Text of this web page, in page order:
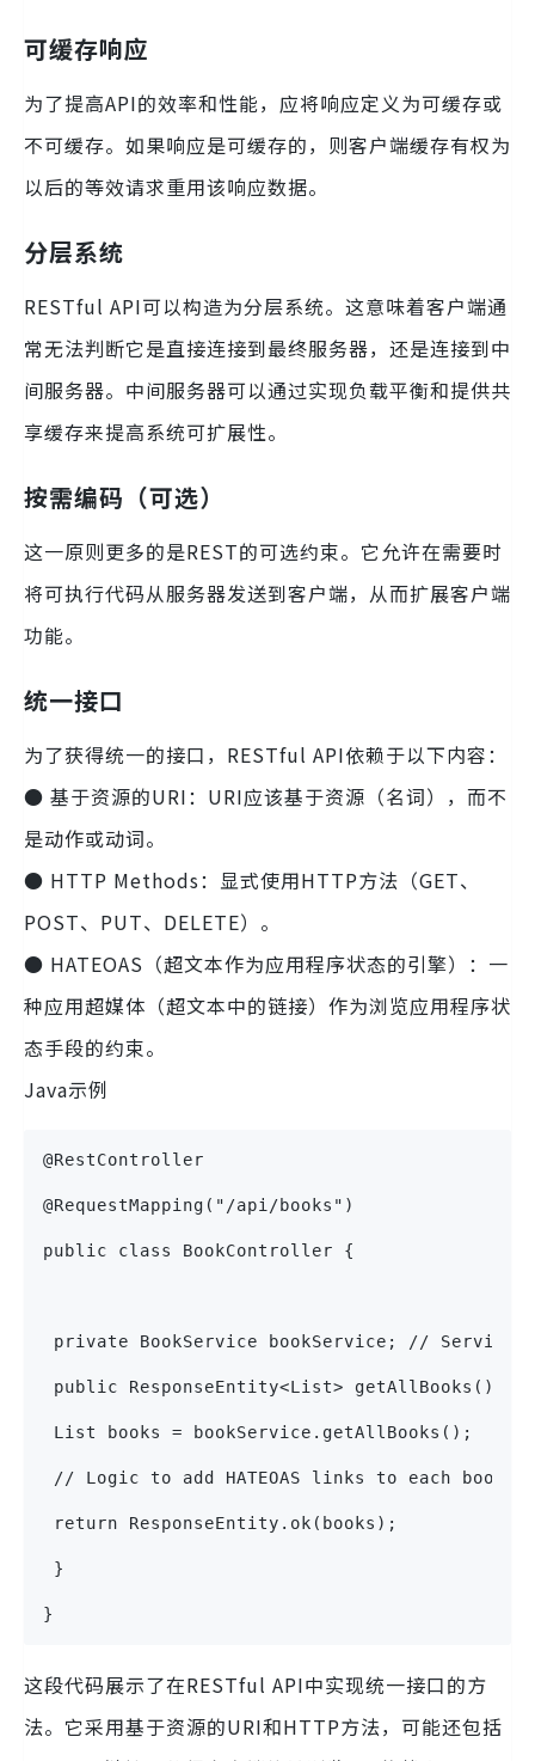
可缓存响应
为了提高API的效率和性能，应将响应定义为可缓存或
不可缓存。如果响应是可缓存的，则客户端缓存有权为
以后的等效请求重用该响应数据。
分层系统
RESTful API可以构造为分层系统。这意味着客户端通
常无法判断它是直接连接到最终服务器，还是连接到中
间服务器。中间服务器可以通过实现负载平衡和提供共
享缓存来提高系统可扩展性。
按需编码（可选）
这一原则更多的是REST的可选约束。它允许在需要时
将可执行代码从服务器发送到客户端，从而扩展客户端
功能。
统一接口
为了获得统一的接口，RESTful API依赖于以下内容：
● 基于资源的URI：URI应该基于资源（名词），而不
是动作或动词。
● HTTP Methods：显式使用HTTP方法（GET、
POST、PUT、DELETE）。
● HATEOAS（超文本作为应用程序状态的引擎）：一
种应用超媒体（超文本中的链接）作为浏览应用程序状
态手段的约束。
Java示例
@RestController
@RequestMapping("/api/books")
public class BookController {
private BookService bookService; // Service
public ResponseEntity<List> getAllBooks() {
List books = bookService.getAllBooks();
// Logic to add HATEOAS links to each book
return ResponseEntity.ok(books);
}
}
这段代码展示了在RESTful API中实现统一接口的方
法。它采用基于资源的URI和HTTP方法，可能还包括